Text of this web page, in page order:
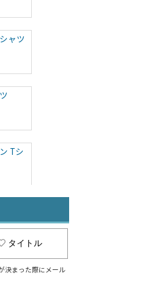
ャツ
Tシ
ット
ケット
タイトル
決まった際にメール